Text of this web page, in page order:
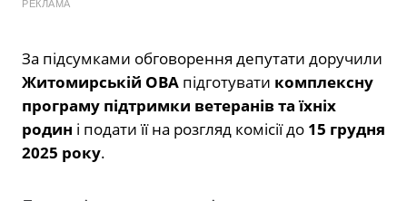
РЕКЛАМА
За підсумками обговорення депутати доручили
Житомирській ОВА підготувати комплексну
програму підтримки ветеранів та їхніх
родин і подати її на розгляд комісії до 15 грудня
2025 року.